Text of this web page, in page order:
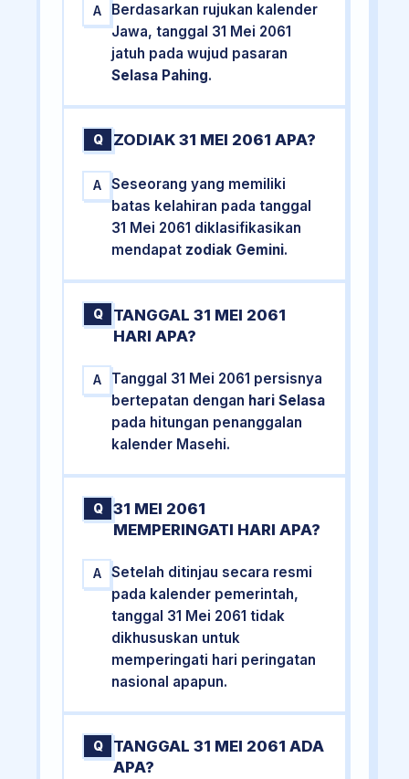
A
Berdasarkan rujukan kalender
Jawa, tanggal 31 Mei 2061
jatuh pada wujud pasaran
Selasa Pahing.
Q ZODIAK 31 MEI 2061 APA?
A
Seseorang yang memiliki
batas kelahiran pada tanggal
31 Mei 2061 diklasifikasikan
mendapat zodiak Gemini.
Q
TANGGAL 31 MEI 2061
HARI APA?
A
Tanggal 31 Mei 2061 persisnya
bertepatan dengan hari Selasa
pada hitungan penanggalan
kalender Masehi.
Q
31 MEI 2061
MEMPERINGATI HARI APA?
A
Setelah ditinjau secara resmi
pada kalender pemerintah,
tanggal 31 Mei 2061 tidak
dikhususkan untuk
memperingati hari peringatan
nasional apapun.
Q
TANGGAL 31 MEI 2061 ADA
APA?